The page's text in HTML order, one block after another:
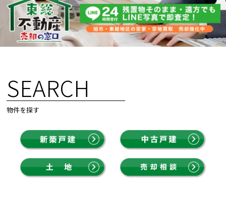
SEARCH
物件を探す